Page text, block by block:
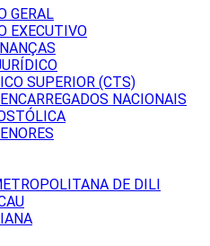
GERAL
EXECUTIVO
SUPERIOR (CTS)
NACIONAIS
DE DILI